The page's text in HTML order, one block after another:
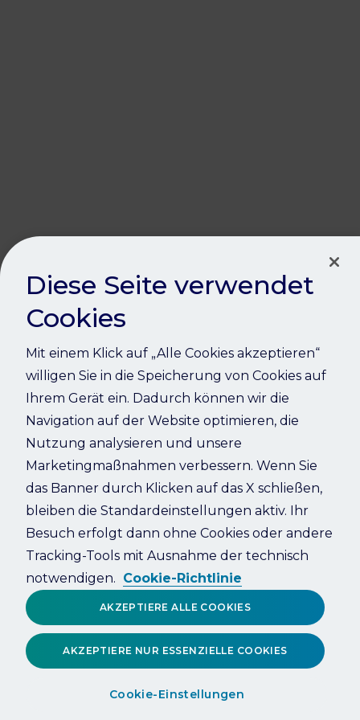
Oops!
Something went wrong. Please try refreshing the app
Refresh
Diese Seite verwendet
Cookies
Mit einem Klick auf „Alle Cookies akzeptieren“
willigen Sie in die Speicherung von Cookies auf
Ihrem Gerät ein. Dadurch können wir die
Navigation auf der Website optimieren, die
Nutzung analysieren und unsere
Marketingmaßnahmen verbessern. Wenn Sie
das Banner durch Klicken auf das X schließen,
bleiben die Standardeinstellungen aktiv. Ihr
Besuch erfolgt dann ohne Cookies oder andere
Tracking-Tools mit Ausnahme der technisch
notwendigen. Cookie-Richtlinie
Cookie-Einstellungen
AKZEPTIERE NUR ESSENZIELLE COOKIES
AKZEPTIERE ALLE COOKIES